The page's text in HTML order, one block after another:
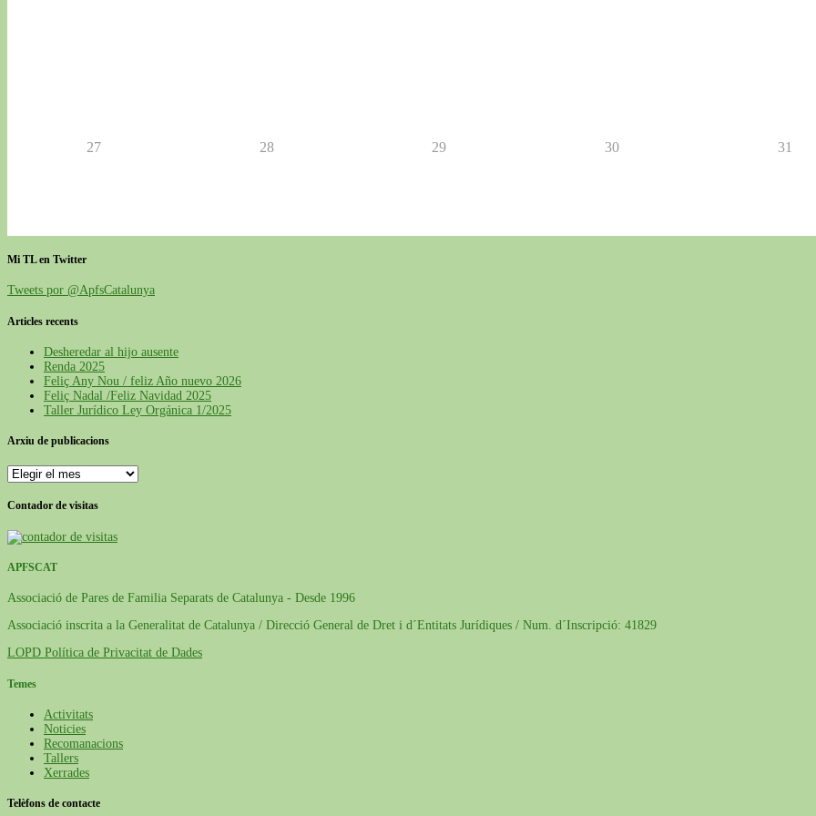
27 28 29 30 31
Mi TL en Twitter
Tweets por @ApfsCatalunya
Articles recents
Desheredar al hijo ausente
Renda 2025
Feliç Any Nou / feliz Año nuevo 2026
Feliç Nadal /Feliz Navidad 2025
Taller Jurídico Ley Orgánica 1/2025
Arxiu de publicacions
Arxiu
de
publicacions
Contador de visitas
APFSCAT
Associació de Pares de Familia Separats de Catalunya - Desde 1996
Associació inscrita a la Generalitat de Catalunya / Direcció General de Dret i d´Entitats Jurídiques / Num. d´Inscripció: 41829
LOPD Política de Privacitat de Dades
Temes
Activitats
Noticies
Recomanacions
Tallers
Xerrades
Telèfons de contacte